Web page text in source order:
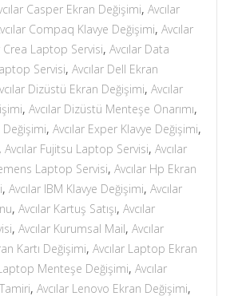
Casper Ekran Değişimi, Avcılar
Compaq Klavye Değişimi, Avcılar
Crea Laptop Servisi, Avcılar Data
Servisi, Avcılar Dell Ekran
Dizüstü Ekran Değişimi, Avcılar
, Avcılar Dizüstü Menteşe Onarımı,
Değişimi, Avcılar Exper Klavye Değişimi,
, Avcılar Fujitsu Laptop Servisi, Avcılar
Laptop Servisi, Avcılar Hp Ekran
, Avcılar IBM Klavye Değişimi, Avcılar
, Avcılar Kartuş Satışı, Avcılar
, Avcılar Kurumsal Mail, Avcılar
Kartı Değişimi, Avcılar Laptop Ekran
Menteşe Değişimi, Avcılar
, Avcılar Lenovo Ekran Değişimi,